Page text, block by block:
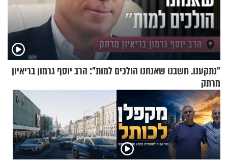
"נתקענו. חשבנו שאנחנו הולכים למות": הרב יוסף גרמון בריאיון
מרתק